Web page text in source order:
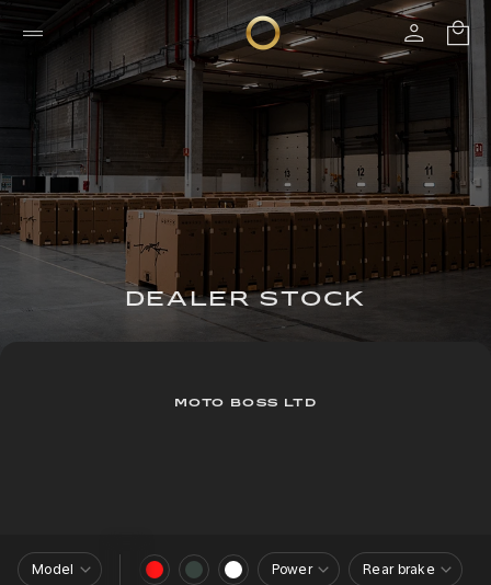
DEALER STOCK
MOTO BOSS LTD
Model Power Rear brake